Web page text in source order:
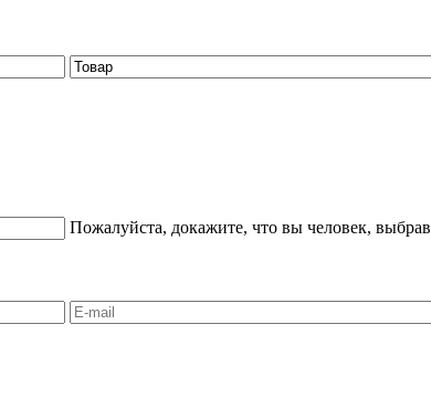
Пожалуйста, докажите, что вы человек, выбрав